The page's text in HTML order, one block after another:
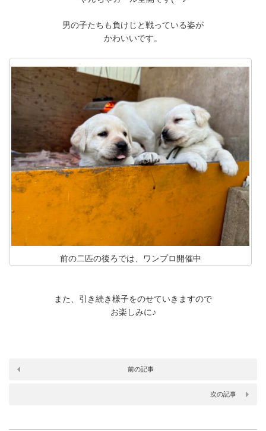
男の子たちも負けじと戦っている姿が
かわいいです。
前の二匹の後ろでは、ワンプロ開催中
また、引き続き様子をのせていきますので
お楽しみに♪
前の記事
次の記事